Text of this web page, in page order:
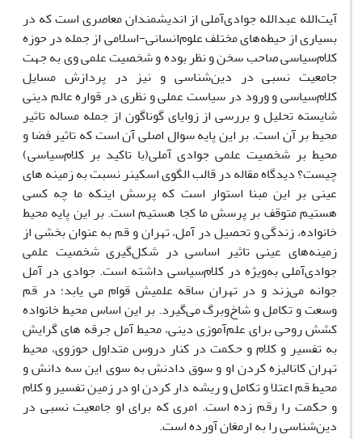
آیت‌الله عبدالله جوادی‌آملی از اندیشمندان معاصری است که در
بسیاری از حیطه‌های مختلف علوم‌انسانی-اسلامی از جمله در حوزه
کلام‌سیاسی صاحب سخن و نظر بوده و شخصیت علمی وی به جهت
جامعیت نسبی در دین‌شناسی و نیز در پردازش مسایل
کلام‌سیاسی و ورود در سیاست عملی و نظری در قواره عالم دینی
شایسته تحلیل و بررسی از زوایای گوناگون از جمله مساله تاثیر
محیط بر آن است. بر این پایه سوال اصلی آن است که تاثیر فضا و
محیط بر شخصیت علمی جوادی آملی(با تاکید بر کلام‌سیاسی)
چیست؟ دیدگاه مقاله در قالب الگوی اسکینر نسبت به زمینه های
عینی بر این مبنا استوار است که پرسش اینکه ما چه کسی
هستیم متوقف بر پرسش ما کجا هستیم است. بر این پایه محیط
خانواده، زندگی و تحصیل در آمل، تهران و قم به عنوان بخشی از
زمینه‌های عینی تاثیر اساسی در شکل‌گیری شخصیت علمی
جوادی‌آملی به‌ویژه در کلام‌سیاسی داشته است. جوادی در آمل
جوانه می‌زند و در تهران ساقه علمیش قوام می یابد؛ در قم
وسعت و تکامل و شاخ‌و‌برگ می‌گیرد. بر این اساس محیط خانواده
کشش روحی برای علم‌آموزی دینی، محیط آمل جرقه های گرایش
به تفسیر و کلام و حکمت در کنار دروس متداول حوزوی، محیط
تهران کانالیزه کردن او و سوق دادنش به سوی این سه دانش و
محیط قم اعتلا و تکامل و ریشه دار کردن او در زمین تفسیر و کلام
و حکمت را رقم زده است. امری که برای او جامعیت نسبی در
دین‌شناسی را به ارمغان آورده است.